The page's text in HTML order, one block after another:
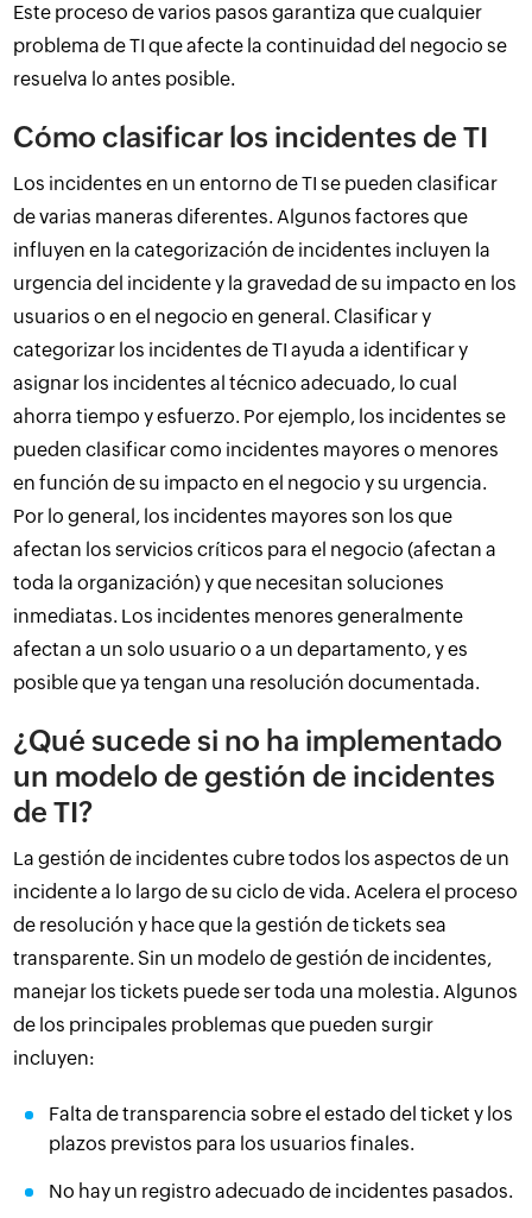
Este proceso de varios pasos garantiza que cualquier
problema de TI que afecte la continuidad del negocio se
resuelva lo antes posible.
Cómo clasificar los incidentes de TI
Los incidentes en un entorno de TI se pueden clasificar
de varias maneras diferentes. Algunos factores que
influyen en la categorización de incidentes incluyen la
urgencia del incidente y la gravedad de su impacto en los
usuarios o en el negocio en general. Clasificar y
categorizar los incidentes de TI ayuda a identificar y
asignar los incidentes al técnico adecuado, lo cual
ahorra tiempo y esfuerzo. Por ejemplo, los incidentes se
pueden clasificar como incidentes mayores o menores
en función de su impacto en el negocio y su urgencia.
Por lo general, los incidentes mayores son los que
afectan los servicios críticos para el negocio (afectan a
toda la organización) y que necesitan soluciones
inmediatas. Los incidentes menores generalmente
afectan a un solo usuario o a un departamento, y es
posible que ya tengan una resolución documentada.
¿Qué sucede si no ha implementado
un modelo de gestión de incidentes
de TI?
La gestión de incidentes cubre todos los aspectos de un
incidente a lo largo de su ciclo de vida. Acelera el proceso
de resolución y hace que la gestión de tickets sea
transparente. Sin un modelo de gestión de incidentes,
manejar los tickets puede ser toda una molestia. Algunos
de los principales problemas que pueden surgir
incluyen:
Falta de transparencia sobre el estado del ticket y los
plazos previstos para los usuarios finales.
No hay un registro adecuado de incidentes pasados.